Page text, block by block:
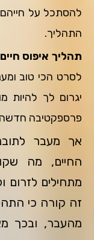
להסתכל על
התהליך.
תהליך איפוס
לסרט הכי טוב
יגרום לך להיות
פרספקטיבה חדשה
אך מעבר
החיים, מה
מתחילים
זה קורה כי
מהעבר, ובכך